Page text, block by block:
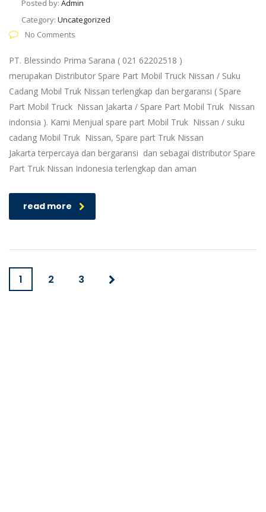
Posted by: Admin
Category: Uncategorized
No Comments
PT. Blessindo Prima Sarana ( 021 62202518 )
merupakan Distributor Spare Part Mobil Truck Nissan / Suku
Cadang Mobil Truk Nissan terlengkap dan bergaransi ( Spare
Part Mobil Truck Nissan Jakarta / Spare Part Mobil Truk Nissan
indonsia ). Kami Menjual spare part Mobil Truk Nissan / suku
cadang Mobil Truk Nissan, Spare part Truk Nissan
Jakarta terpercaya dan bergaransi dan sebagai distributor Spare
Part Truk Nissan Indonesia terlengkap dan aman
read more
1 2 3